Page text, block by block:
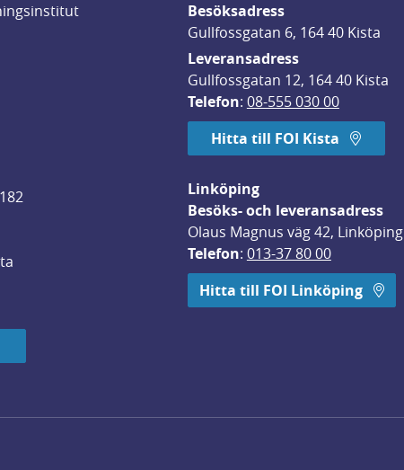
till annan webbplats, öppnas i nytt fönster.
Besöksadress
Gullfossgatan 6, 164 40 Kista
Leveransadress
Gullfossgatan 12, 164 40 Kista
Telefon: 08-555 030 00
Hitta till FOI Kista
Linköping
Besöks- och leveransadress
Olaus Magnus väg 42, Linköping
Telefon: 013-37 80 00
Hitta till FOI Linköping